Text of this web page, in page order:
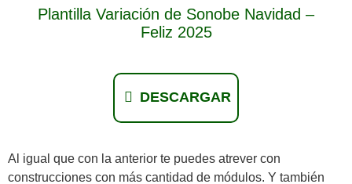
Plantilla Variación de Sonobe Navidad –
Feliz 2025
DESCARGAR
Al igual que con la anterior te puedes atrever con
construcciones con más cantidad de módulos. Y también